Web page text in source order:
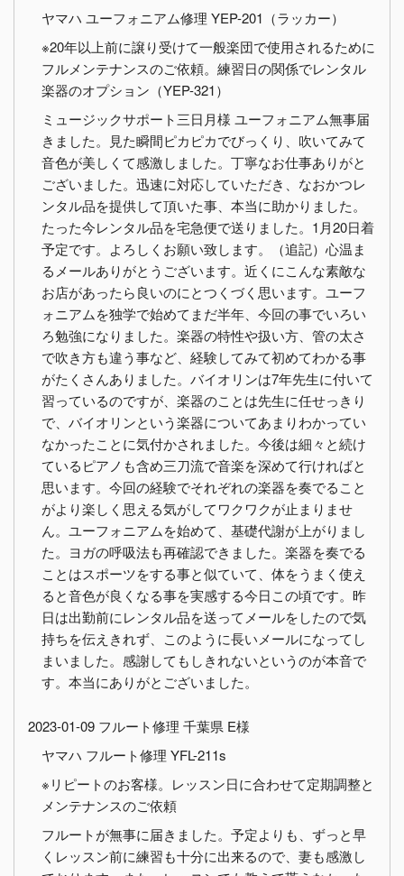
ヤマハ ユーフォニアム修理 YEP-201（ラッカー）
※20年以上前に譲り受けて一般楽団で使用されるために
フルメンテナンスのご依頼。練習日の関係でレンタル
楽器のオプション（YEP-321）
ミュージックサポート三日月様 ユーフォニアム無事届
きました。見た瞬間ピカピカでびっくり、吹いてみて
音色が美しくて感激しました。丁寧なお仕事ありがと
ございました。迅速に対応していただき、なおかつレ
ンタル品を提供して頂いた事、本当に助かりました。
たった今レンタル品を宅急便で送りました。1月20日着
予定です。よろしくお願い致します。（追記）心温ま
るメールありがとうございます。近くにこんな素敵な
お店があったら良いのにとつくづく思います。ユーフ
ォニアムを独学で始めてまだ半年、今回の事でいろい
ろ勉強になりました。楽器の特性や扱い方、管の太さ
で吹き方も違う事など、経験してみて初めてわかる事
がたくさんありました。バイオリンは7年先生に付いて
習っているのですが、楽器のことは先生に任せっきり
で、バイオリンという楽器についてあまりわかってい
なかったことに気付かされました。今後は細々と続け
ているピアノも含め三刀流で音楽を深めて行ければと
思います。今回の経験でそれぞれの楽器を奏でること
がより楽しく思える気がしてワクワクが止まりませ
ん。ユーフォニアムを始めて、基礎代謝が上がりまし
た。ヨガの呼吸法も再確認できました。楽器を奏でる
ことはスポーツをする事と似ていて、体をうまく使え
ると音色が良くなる事を実感する今日この頃です。昨
日は出勤前にレンタル品を送ってメールをしたので気
持ちを伝えきれず、このように長いメールになってし
まいました。感謝してもしきれないというのが本音で
す。本当にありがとございました。
2023-01-09 フルート修理 千葉県 E様
ヤマハ フルート修理 YFL-211s
※リピートのお客様。レッスン日に合わせて定期調整と
メンテナンスのご依頼
フルートが無事に届きました。予定よりも、ずっと早
くレッスン前に練習も十分に出来るので、妻も感激し